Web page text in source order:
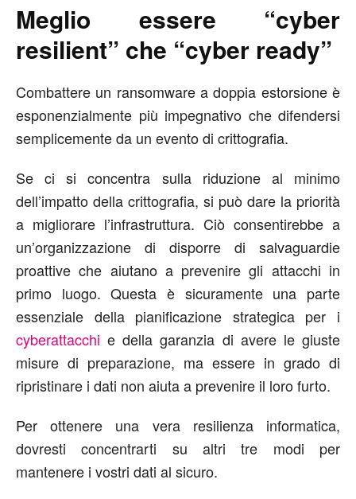
Meglio essere “cyber
resilient” che “cyber ready”
Combattere un ransomware a doppia estorsione è
esponenzialmente più impegnativo che difendersi
semplicemente da un evento di crittografia.
Se ci si concentra sulla riduzione al minimo
dell’impatto della crittografia, si può dare la priorità
a migliorare l’infrastruttura. Ciò consentirebbe a
un’organizzazione di disporre di salvaguardie
proattive che aiutano a prevenire gli attacchi in
primo luogo. Questa è sicuramente una parte
essenziale della pianificazione strategica per i
cyberattacchi e della garanzia di avere le giuste
misure di preparazione, ma essere in grado di
ripristinare i dati non aiuta a prevenire il loro furto.
Per ottenere una vera resilienza informatica,
dovresti concentrarti su altri tre modi per
mantenere i vostri dati al sicuro.